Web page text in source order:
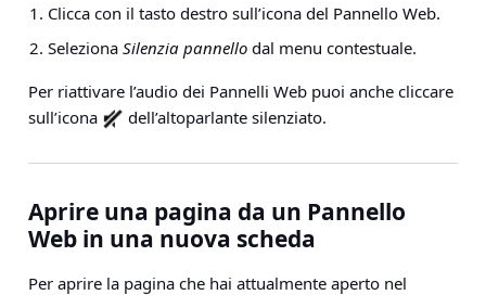
Clicca con il tasto destro sull’icona del Pannello Web.
Seleziona Silenzia pannello dal menu contestuale.
Per riattivare l’audio dei Pannelli Web puoi anche cliccare
sull’icona
dell’altoparlante silenziato.
Aprire una pagina da un Pannello
Web in una nuova scheda
Per aprire la pagina che hai attualmente aperto nel